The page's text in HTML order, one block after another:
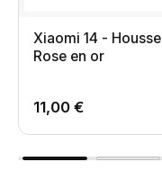
Xiaomi 14 - Housse
Rose en or
11,00 €